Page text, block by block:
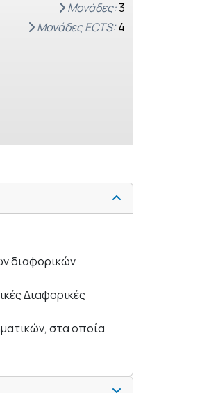
Μονάδες:3
Μονάδες ECTS:4
διαφορικών
Διαφορικές
στα οποία